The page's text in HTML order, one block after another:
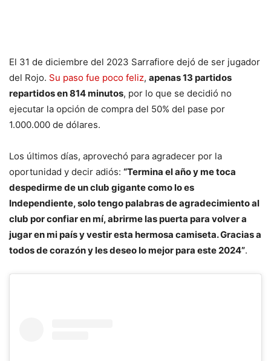
El 31 de diciembre del 2023 Sarrafiore dejó de ser jugador
del Rojo. Su paso fue poco feliz, apenas 13 partidos
repartidos en 814 minutos, por lo que se decidió no
ejecutar la opción de compra del 50% del pase por
1.000.000 de dólares.
Los últimos días, aprovechó para agradecer por la
oportunidad y decir adiós: “Termina el año y me toca
despedirme de un club gigante como lo es
Independiente, solo tengo palabras de agradecimiento al
club por confiar en mí, abrirme las puerta para volver a
jugar en mi país y vestir esta hermosa camiseta. Gracias a
todos de corazón y les deseo lo mejor para este 2024”.